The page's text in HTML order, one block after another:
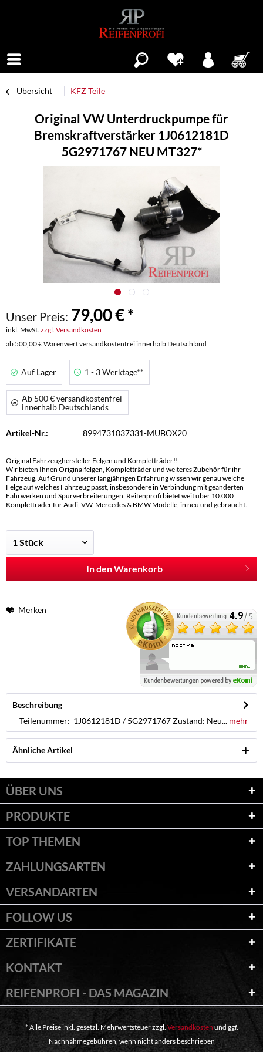
Übersicht KFZ Teile
Original VW Unterdruckpumpe für
Bremskraftverstärker 1J0612181D
5G2971767 NEU MT327*
Unser Preis: 79,00 € *
inkl. MwSt. zzgl. Versandkosten
ab 500,00 € Warenwert versandkostenfrei innerhalb Deutschland
Auf Lager 1 - 3 Werktage**
Ab 500 € versandkostenfrei
innerhalb Deutschlands
Artikel-Nr.: 8994731037331-MUBOX20
Original Fahrzeughersteller Felgen und Kompletträder!!
Wir bieten Ihnen Originalfelgen, Kompletträder und weiteres Zubehör für ihr
Fahrzeug. Auf Grund unserer langjährigen Erfahrung wissen wir genau welche
Felge auf welches Fahrzeug passt, insbesondere in Verbindung mit geänderten
Fahrwerken und Spurverbreiterungen. Reifenprofi bietet weit über 10.000
Kompletträder für Audi, VW, Mercedes & BMW Modelle, in neu und gebraucht.
In den Warenkorb
Merken
Beschreibung
Teilenummer: 1J0612181D / 5G2971767 Zustand: Neu... mehr
Ähnliche Artikel
ÜBER UNS
PRODUKTE
TOP THEMEN
ZAHLUNGSARTEN
VERSANDARTEN
FOLLOW US
ZERTIFIKATE
KONTAKT
REIFENPROFI - DAS MAGAZIN
* Alle Preise inkl. gesetzl. Mehrwertsteuer zzgl.Versandkosten und ggf.
Nachnahmegebühren, wenn nicht anders beschrieben